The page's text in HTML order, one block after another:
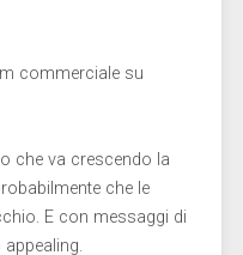
commerciale su
che va crescendo la
che le
E con messaggi di